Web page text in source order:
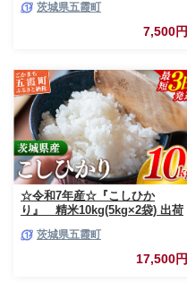
お米 精米 旨味 安心 美味しい
茨城県五霞町
7,500円
☆令和7年産☆『こしひか
り』 精米10kg(5kg×2袋) 出荷
米 お米 10kg コメ こめ 人気 銘
柄 家計応援 中山産業 家庭用 茨
城県産 茨城県 五霞町【価格変
茨城県五霞町
17,500円